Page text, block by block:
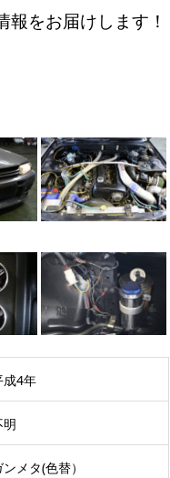
をお届けします！
成4年
明
ンメタ(色替）